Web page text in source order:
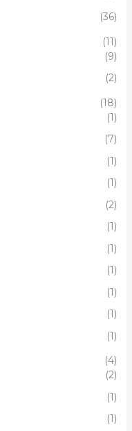
(36)
(11)
(9)
(2)
(18)
(1)
(7)
(1)
(1)
(2)
(1)
(1)
(1)
(1)
(1)
(1)
(4)
(2)
(1)
(1)